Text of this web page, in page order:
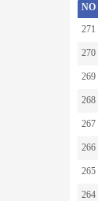
NO
271
270
269
268
267
266
265
264